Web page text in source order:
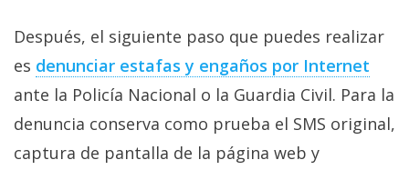
Después, el siguiente paso que puedes realizar
es denunciar estafas y engaños por Internet‎
ante la Policía Nacional o la Guardia Civil. Para la
denuncia conserva como prueba el SMS original,
captura de pantalla de la página web y